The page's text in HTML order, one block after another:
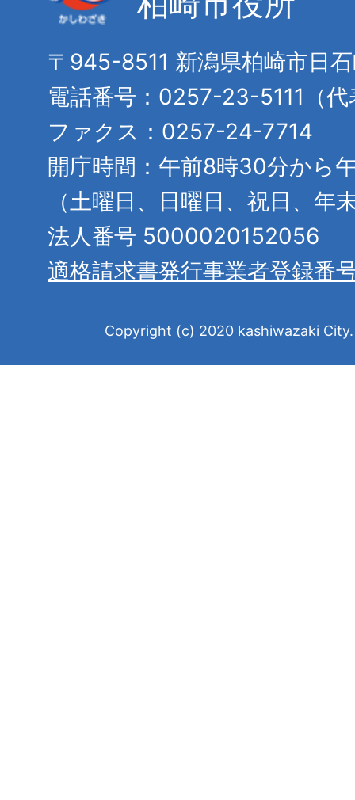
〒945-8511 新潟県柏崎市日
電話番号：0257-23-5111（代
ファクス：0257-24-7714
開庁時間：午前8時30分から
（土曜日、日曜日、祝日、年
法人番号 5000020152056
適格請求書発行事業者登録番
Copyright (c) 2020 kashiwazaki